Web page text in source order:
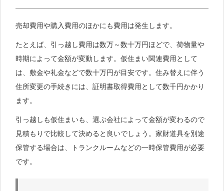
売却費用や購入費用のほかにも費用は発生します。
たとえば、引っ越し費用は数万～数十万円ほどで、荷物量や
時期によって金額が変動します。仮住まい関連費用として
は、敷金や礼金などで数十万円が目安です。住み替えに伴う
住所変更の手続きには、証明書取得費用として数千円かかり
ます。
引っ越しも仮住まいも、選ぶ会社によって金額が変わるので
見積もりで比較して決めると良いでしょう。家財道具を別途
保管する場合は、トランクルームなどの一時保管費用が必要
です。